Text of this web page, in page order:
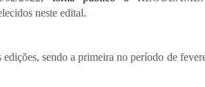
neste edital.
sendo a primeira no período de